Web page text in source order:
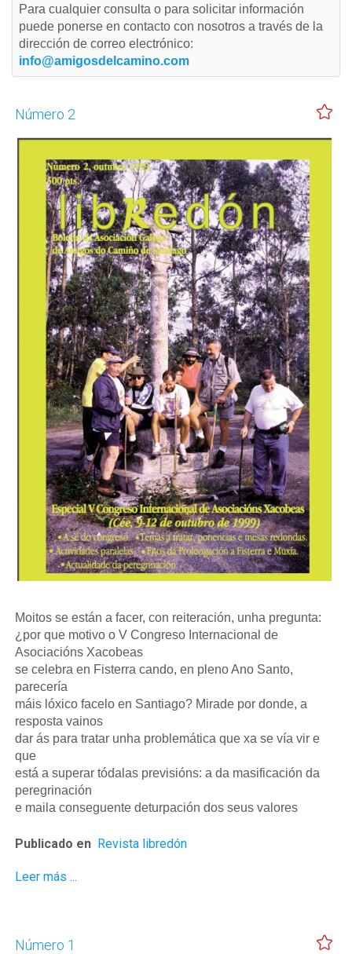
Para cualquier consulta o para solicitar información
puede ponerse en contacto con nosotros a través de la
dirección de correo electrónico:
info@amigosdelcamino.com
Número 2
Moitos se están a facer, con reiteración, unha pregunta:
¿por que motivo o V Congreso Internacional de
Asociacións Xacobeas
se celebra en Fisterra cando, en pleno Ano Santo,
parecería
máis lóxico facelo en Santiago? Mirade por donde, a
resposta vainos
dar ás para tratar unha problemática que xa se vía vir e
que
está a superar tódalas previsións: a da masificación da
peregrinación
e maila conseguente deturpación dos seus valores
Publicado en Revista libredón
Leer más ...
Número 1